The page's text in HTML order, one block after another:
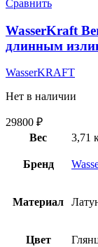
Сравнить
WasserKraft
длинным
WasserKRAFT
Нет в наличии
29800 ₽
Вес
3,71
Бренд
Материал
Цвет